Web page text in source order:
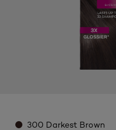
Color300 Darkest Brown